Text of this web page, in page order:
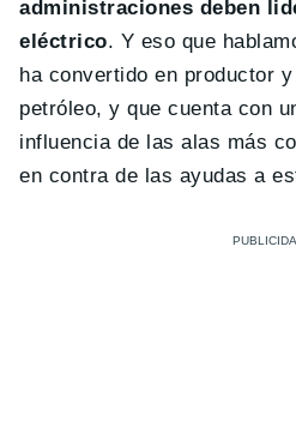
administraciones deben
eléctrico. Y eso que
ha convertido en productor
petróleo, y que cuenta con
influencia de las alas más
en contra de las ayudas a